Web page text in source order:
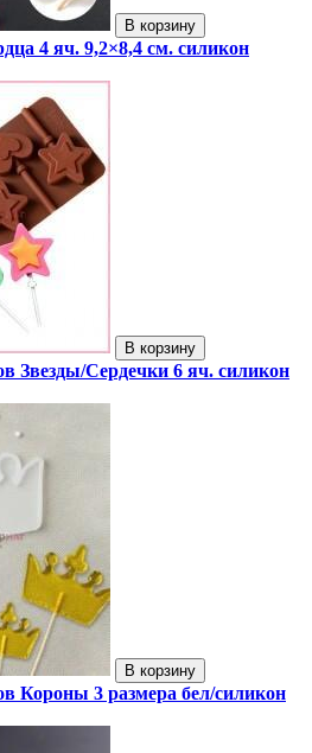
В корзину
4 яч. 9,2×8,4 см. силикон
В корзину
Звезды/Сердечки 6 яч. силикон
В корзину
Короны 3 размера бел/силикон